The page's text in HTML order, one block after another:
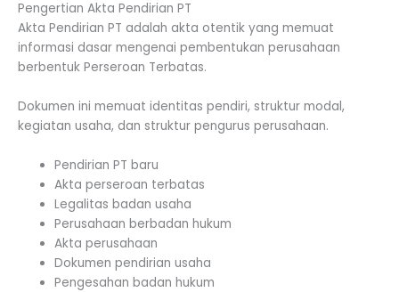
Pengertian Akta Pendirian PT
Akta Pendirian PT adalah akta otentik yang memuat
informasi dasar mengenai pembentukan perusahaan
berbentuk Perseroan Terbatas.
Dokumen ini memuat identitas pendiri, struktur modal,
kegiatan usaha, dan struktur pengurus perusahaan.
Pendirian PT baru
Akta perseroan terbatas
Legalitas badan usaha
Perusahaan berbadan hukum
Akta perusahaan
Dokumen pendirian usaha
Pengesahan badan hukum